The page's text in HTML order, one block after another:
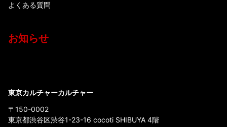
よくある質問
お知らせ
東京カルチャーカルチャー
〒150-0002
東京都渋谷区渋谷1-23-16 cocoti SHIBUYA 4階